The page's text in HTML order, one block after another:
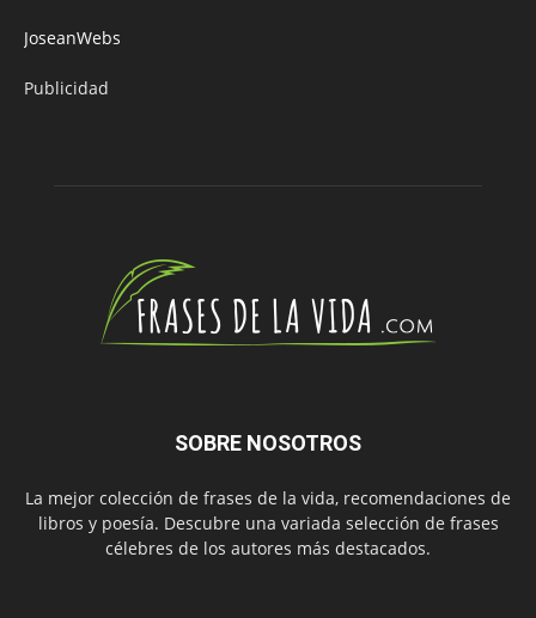
JoseanWebs
Publicidad
SOBRE NOSOTROS
La mejor colección de frases de la vida, recomendaciones de
libros y poesía. Descubre una variada selección de frases
célebres de los autores más destacados.